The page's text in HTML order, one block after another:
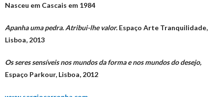
Nasceu em Cascais em 1984
Apanha uma pedra. Atribui-lhe valor. Espaço Arte Tranquilidade,
Lisboa, 2013
Os seres sensíveis nos mundos da forma e nos mundos do desejo,
Espaço Parkour, Lisboa, 2012